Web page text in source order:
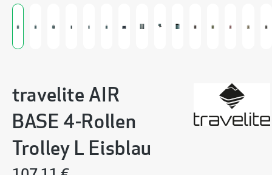
travelite AIR
BASE 4-Rollen
Trolley L Eisblau